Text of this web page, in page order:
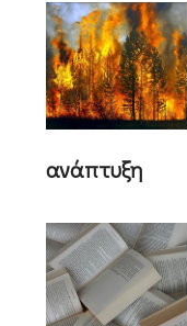
ανάπτυξη